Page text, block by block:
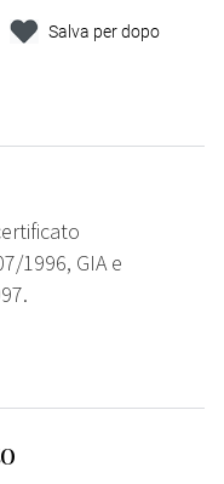
Salva per dopo
1996, GIA e